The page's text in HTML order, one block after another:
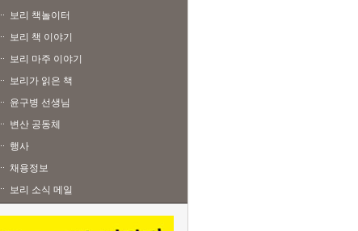
보리 책놀이터
보리 책 이야기
보리 마주 이야기
보리가 읽은 책
윤구병 선생님
변산 공동체
행사
채용정보
보리 소식 메일